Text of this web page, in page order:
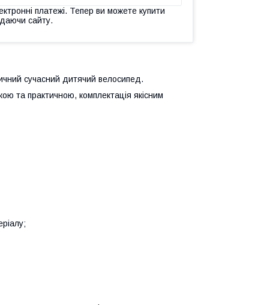
платежі. Тепер ви можете купити
сайту.
сучасний дитячий велосипед.
та практичною, комплектація якісним